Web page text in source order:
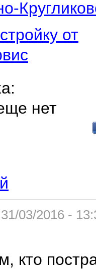
от
нет
03/2016 -
кто